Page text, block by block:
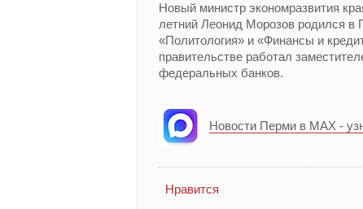
Новый министр экономразвития
летний Леонид Морозов родился
«Политология» и «Финансы и
правительстве работал
федеральных банков.
Новости Перми в MAX -
Нравится